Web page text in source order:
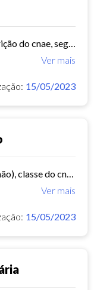
Ver mais
15/05/2023
Ver mais
15/05/2023